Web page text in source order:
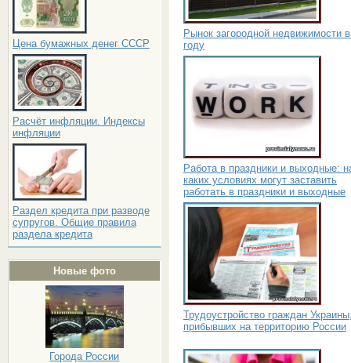
Цена бумажных денег СССР
Расчёт инфляции. Индексы
инфляции
Раздел кредита при разводе
супругов. Общие правила
раздела кредита
Новые фото
Города России
Рынок загородной недвижимости
году
Работа в праздники и выходные:
каких условиях могут заставить
работать в праздники и выходные
Трудоустройство граждан
прибывших на территорию России